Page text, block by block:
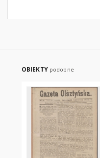
OBIEKTY podobne